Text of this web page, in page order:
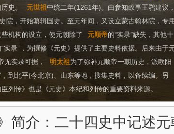
史。
元世祖中统二年(1261年)。由参知政事王鹗建议，
院，开始纂辑国史。至元年间，又设立蒙古翰林院，专用
机构的设立，使元朝除了
元顺帝的“实录”缺失，其他十
实录”，为撰修《元史》提供了主要史料依据。后来由于
无实录可据， 明太祖 为了弥补元顺帝一朝历史，派欧阳
到北平(今北京)、山东等地，搜集史料，以备续编。另
列传》也是《元史》本纪和列传的重要资料来源。
简介：二十四史中记述